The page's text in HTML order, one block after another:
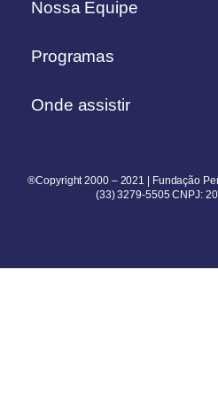
Nossa Equipe
Programas
Onde assistir
®Copyright 2000 – 2021 | Fundação
(33) 3279-5505 CNPJ: